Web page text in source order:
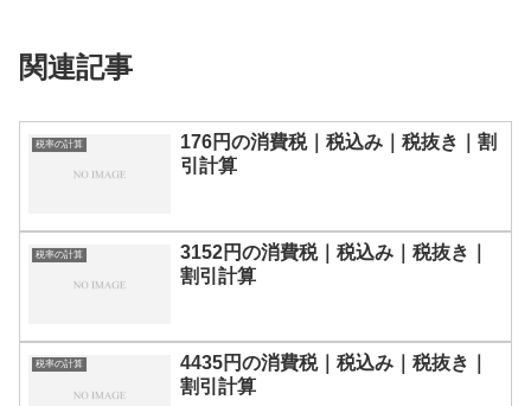
関連記事
税率の計算
176円の消費税｜税込み｜税抜き｜割
引計算
税率の計算
3152円の消費税｜税込み｜税抜き｜
割引計算
税率の計算
4435円の消費税｜税込み｜税抜き｜
割引計算